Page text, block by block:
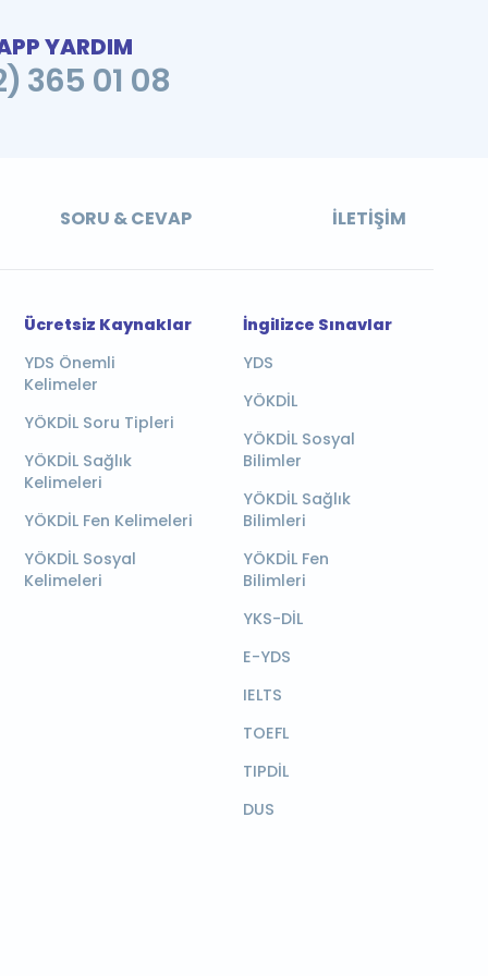
YARDIM
365 01 08
SORU & CEVAP İLETIŞIM
Ücretsiz Kaynaklar
YDS Önemli
Kelimeler
YÖKDİL Soru Tipleri
YÖKDİL Sağlık
Kelimeleri
YÖKDİL Fen Kelimeleri
YÖKDİL Sosyal
Kelimeleri
İngilizce Sınavlar
YDS
YÖKDİL
YÖKDİL Sosyal
Bilimler
YÖKDİL Sağlık
Bilimleri
YÖKDİL Fen
Bilimleri
YKS-DİL
E-YDS
IELTS
TOEFL
TIPDİL
DUS